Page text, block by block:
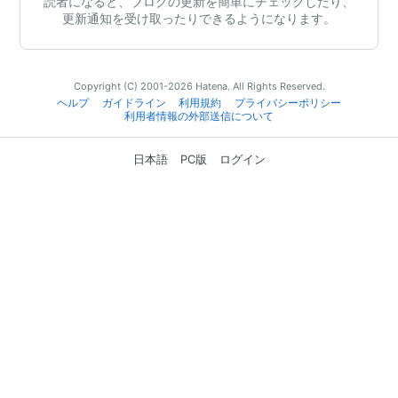
更新通知を受け取ったりできるようになります。
Copyright (C) 2001-2026 Hatena. All Rights Reserved.
ヘルプ
ガイドライン 利用規約
プライバシーポリシー
利用者情報の外部送信について
日本語 PC版 ログイン